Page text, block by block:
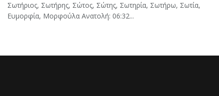
Σωτήριος, Σωτήρης, Σώτος, Σώτης, Σωτηρία, Σωτήρω, Σωτία,
Ευμορφία, Μορφούλα Ανατολή: 06:32...